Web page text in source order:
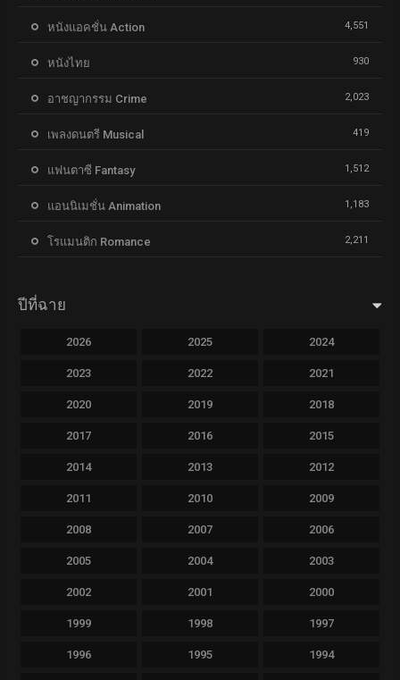
หนังแอคชั่น Action 4,551
หนังไทย 930
อาชญากรรม Crime 2,023
เพลงดนตรี Musical 419
แฟนตาซี Fantasy 1,512
แอนนิเมชั่น Animation 1,183
โรแมนติก Romance 2,211
ปีที่ฉาย
2026 2025 2024
2023 2022 2021
2020 2019 2018
2017 2016 2015
2014 2013 2012
2011 2010 2009
2008 2007 2006
2005 2004 2003
2002 2001 2000
1999 1998 1997
1996 1995 1994